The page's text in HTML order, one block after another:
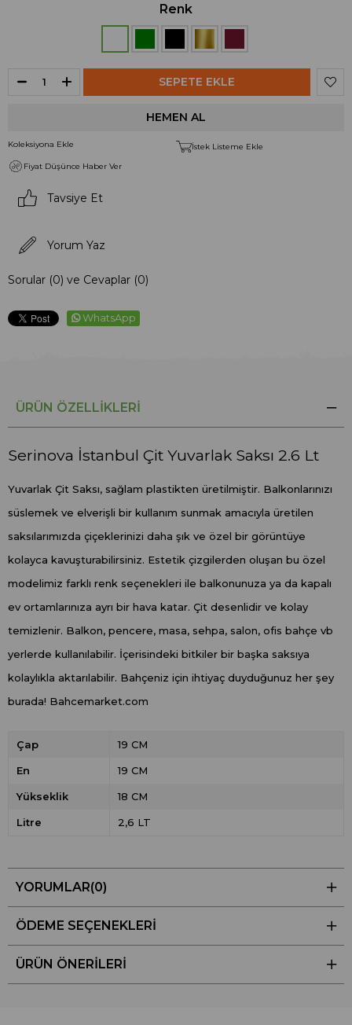
Renk
Koleksiyona Ekle
İstek Listeme Ekle
Fiyat Düşünce Haber Ver
Tavsiye Et
Yorum Yaz
Sorular (0) ve Cevaplar (0)
WhatsApp
ÜRÜN ÖZELLIKLERI
Serinova İstanbul Çit Yuvarlak Saksı 2.6 Lt
Yuvarlak Çit Saksı, sağlam plastikten üretilmiştir. Balkonlarınızı
süslemek ve elverişli bir kullanım sunmak amacıyla üretilen
saksılarımızda çiçeklerinizi daha şık ve özel bir görüntüye
kolayca kavuşturabilirsiniz. Estetik çizgilerden oluşan bu özel
modelimiz farklı renk seçenekleri ile balkonunuza ya da kapalı
ev ortamlarınıza ayrı bir hava katar. Çit desenlidir ve kolay
temizlenir. Balkon, pencere, masa, sehpa, salon, ofis bahçe vb
yerlerde kullanılabilir. İçerisindeki bitkiler bir başka saksıya
kolaylıkla aktarılabilir. Bahçeniz için ihtiyaç duyduğunuz her şey
burada! Bahcemarket.com
Çap 19 CM
En 19 CM
Yükseklik 18 CM
Litre 2,6 LT
YORUMLAR(0)
ÖDEME SEÇENEKLERI
ÜRÜN ÖNERILERI